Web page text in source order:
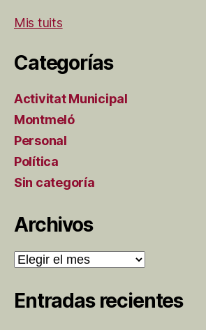
Mis tuits
Categorías
Activitat Municipal
Montmeló
Personal
Política
Sin categoría
Archivos
Archivos
Entradas recientes